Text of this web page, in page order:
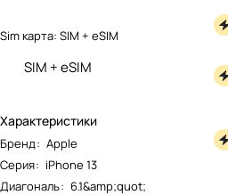
Sim карта: SIM + eSIM
SIM + eSIM
Характеристики
Бренд: Apple
Серия: iPhone 13
Диагональ: 6.1&amp;quot;